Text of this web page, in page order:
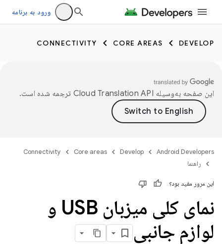
ورود به برنامه
DEVELOP
CORE AREAS
CONNECTIVITY
این صفحه به‌وسیله ترجمه شده است.
Android Developers
Develop
Core areas
Connectivity
راهنما
این مرور مفید بود؟
نمای کلی میزبان USB و
لوازم جانبی